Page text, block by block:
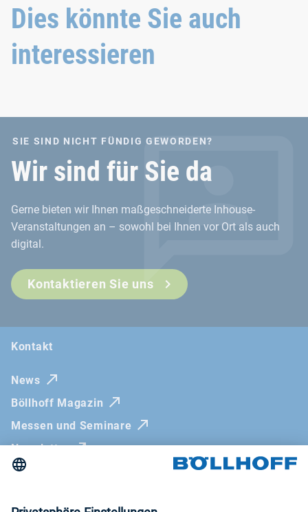
Dies könnte Sie auch
interessieren
SIE SIND NICHT FÜNDIG GEWORDEN?
Wir sind für Sie da
Gerne bieten wir Ihnen maßgeschneiderte Inhouse-
Veranstaltungen an – sowohl bei Ihnen vor Ort als auch
digital.
Kontaktieren Sie uns
Kontakt
News
Böllhoff Magazin
Messen und Seminare
Newsletter
AGB